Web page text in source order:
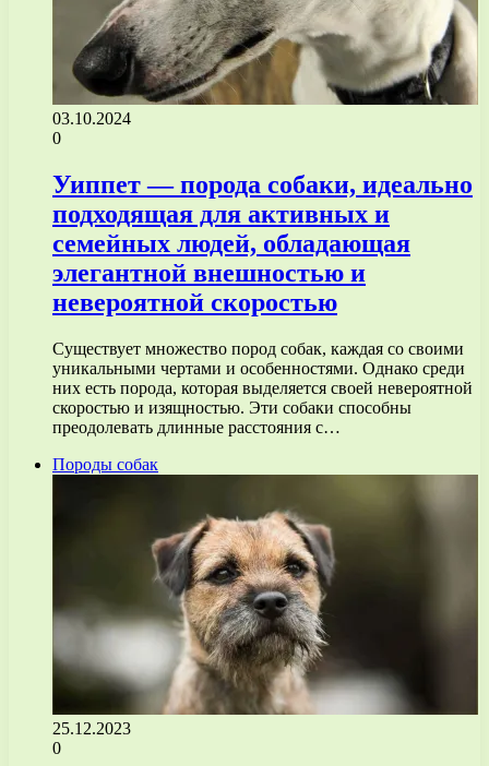
03.10.2024
0
Уиппет — порода собаки, идеально
подходящая для активных и
семейных людей, обладающая
элегантной внешностью и
невероятной скоростью
Существует множество пород собак, каждая со своими
уникальными чертами и особенностями. Однако среди
них есть порода, которая выделяется своей невероятной
скоростью и изящностью. Эти собаки способны
преодолевать длинные расстояния с…
Породы собак
25.12.2023
0